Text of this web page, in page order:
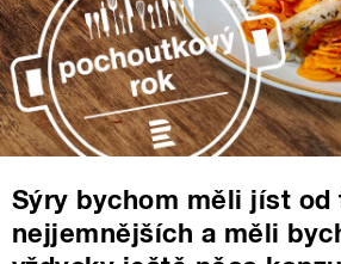
Sýry bychom měli jíst od
nejjemnějších a měli